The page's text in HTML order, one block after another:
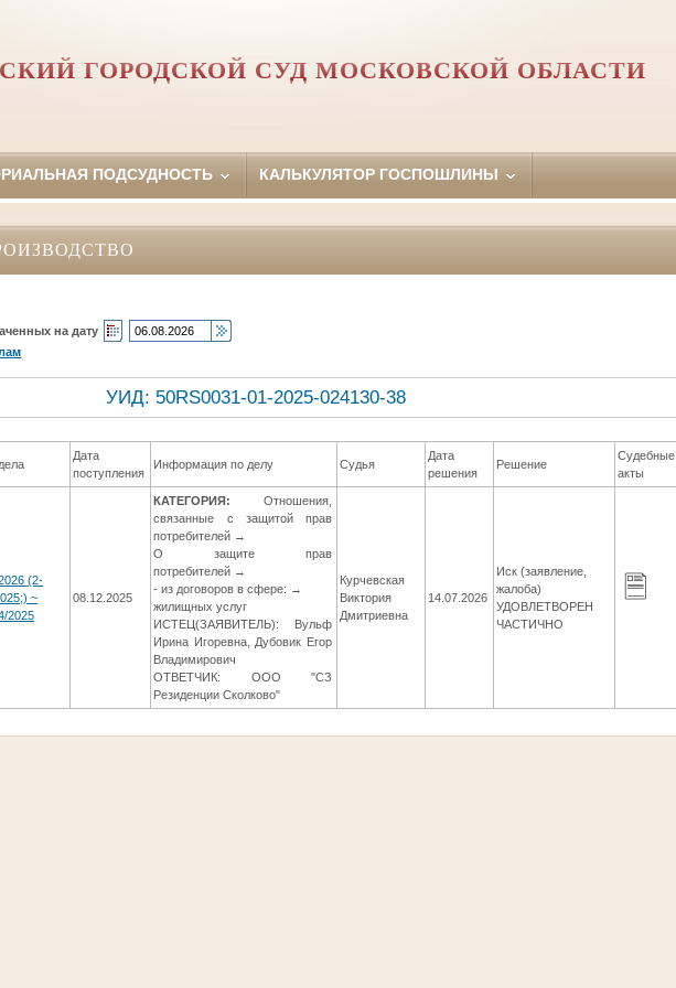
ГОРОДСКОЙ СУД МОСКОВСКОЙ ОБЛАСТИ
ПОДСУДНОСТЬ КАЛЬКУЛЯТОР ГОСПОШЛИНЫ
на дату
УИД: 50RS0031-01-2025-024130-38
Дата
поступления
Информация по делу Судья
Дата
решения
Решение
Судебные
акты
(2-
~
2025
08.12.2025
КАТЕГОРИЯ: Отношения,
связанные с защитой прав
потребителей →
О защите прав
потребителей →
- из договоров в сфере: →
жилищных услуг
ИСТЕЦ(ЗАЯВИТЕЛЬ): Вульф
Ирина Игоревна, Дубовик Егор
Владимирович
ОТВЕТЧИК: ООО "СЗ
Резиденции Сколково"
Курчевская
Виктория
Дмитриевна
14.07.2026
Иск (заявление,
жалоба)
УДОВЛЕТВОРЕН
ЧАСТИЧНО